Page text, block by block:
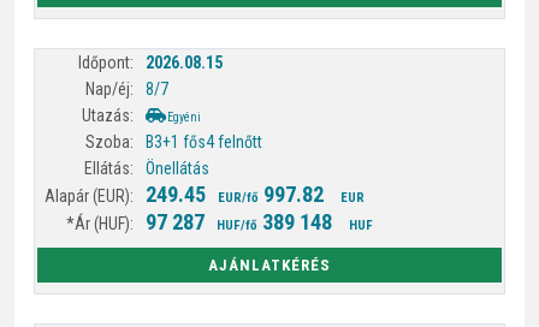
2026.08.15
8/7
Egyéni
B3+1 fős4 felnőtt
Önellátás
249.45 EUR/fő 997.82 EUR
97 287 HUF/fő 389 148 HUF
AJÁNLATKÉRÉS